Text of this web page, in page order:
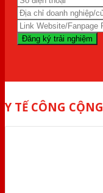
Y TẾ CÔNG CỘNG